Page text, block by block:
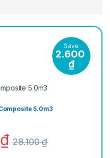
Save
2.600
₫
5.0m3
₫ 28.100₫